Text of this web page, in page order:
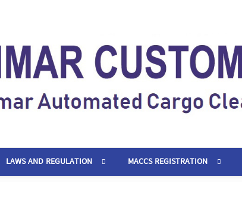
LAWS AND REGULATION MACCS REGISTRATION